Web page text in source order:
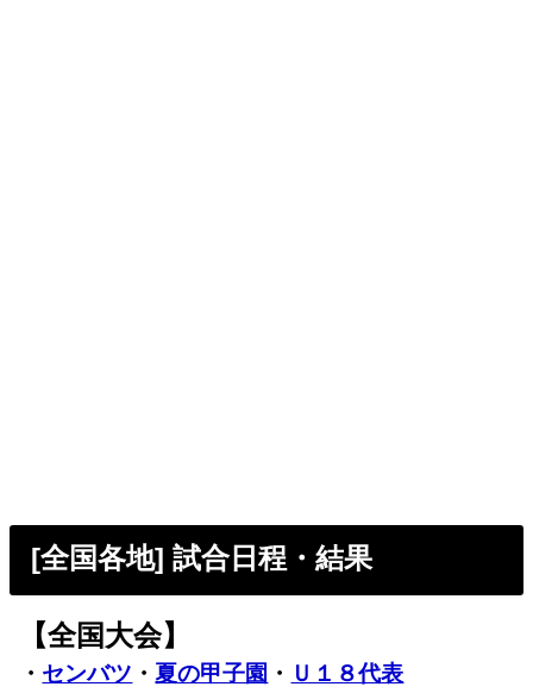
[全国各地] 試合日程・結果
【全国大会】
・ センバツ ・ 夏の甲子園 ・ Ｕ１８代表